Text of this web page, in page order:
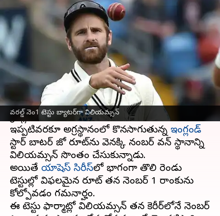
వరల్డ్‌ నెం1 టెస్టు బ్యాటర్‌గా విలియమ్సన్‌
ఐసీసీ నెంబర్ 1 టెస్టు బ్యాటర్‌గా కేన్
విలియమ్సన్.. టాప్-10లో భారత్
నుంచి ఒక్కడు
వ్రాసిన వారు Jayachandra Akuri Jul 05, 2023 03:52 pm
ఈ వార్తాకథనం ఏంటి
న్యూజిలాండ్జట్టు స్టార్ ప్లేయర్ కేన్ విలియమ్సన్ టెస్టు
క్రికెట్లో నెంబర్ వన్ బ్యాటర్‌గా నిలిచాడు.
ఇప్పటివరకూ అగ్రస్థానంలో కొనసాగుతున్న ఇంగ్లండ్
స్టార్ బ్యాటర్ జో రూట్‌ను వెనక్కి నంబర్ వన్ స్థానాన్ని
విలియమ్సన్ సొంతం చేసుకున్నాడు.
అయితే యాషెస్ సిరీస్‌లో భాగంగా తొలి రెండు
టెస్టుల్లో విఫలమైన రూట్ తన నెంబర్ 1 ర్యాంకును
కోల్పోవడం గమనార్హం.
ఈ టెస్టు ఫార్మాట్లో విలియమ్సన్ తన కెరీర్‌లోనే నెంబర్